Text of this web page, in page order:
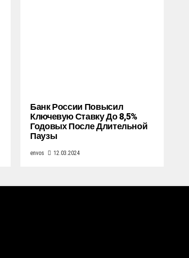
Банк России Повысил
Ключевую Ставку До 8,5%
Годовых После Длительной
Паузы
envos 12.03.2024